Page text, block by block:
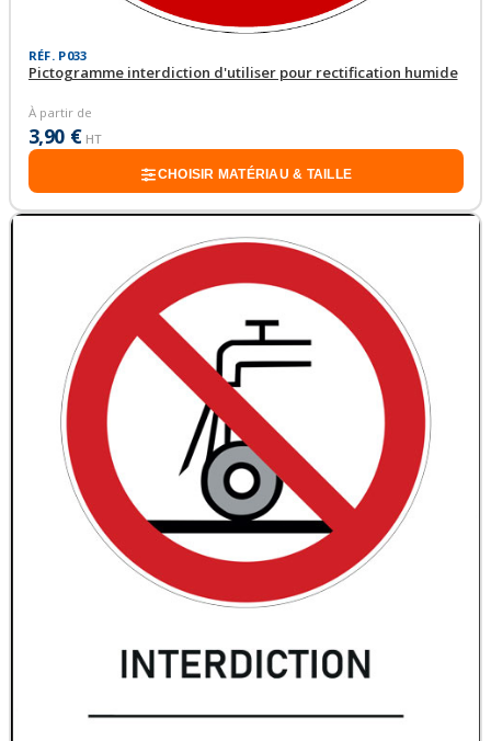
RÉF. P033
Pictogramme interdiction d'utiliser pour rectification humide
À partir de
3,90 € HT
CHOISIR MATÉRIAU & TAILLE